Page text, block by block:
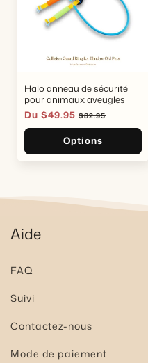
Halo anneau de sécurité
pour animaux aveugles
Prix
soldé
Du $49.95 Prix
habituel
$82.95
Options
Aide
FAQ
Suivi
Contactez-nous
Mode de paiement